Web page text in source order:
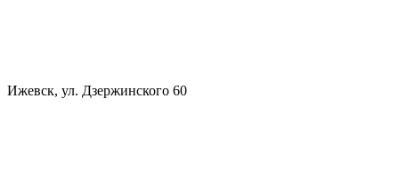
Ижевск, ул. Дзержинского 60